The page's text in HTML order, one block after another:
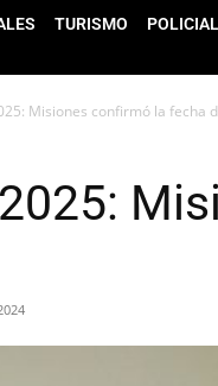
TURISMO
Misiones confirmó la fecha